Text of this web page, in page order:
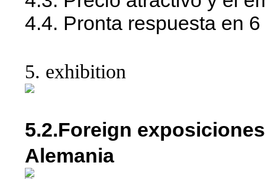
4.4. Pronta respuesta en
5. exhibition
5.2.Foreign
Alemania